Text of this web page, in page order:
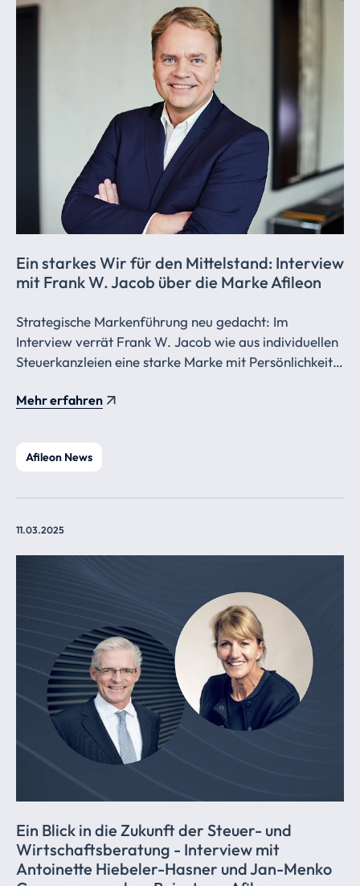
Ein starkes Wir für den Mittelstand: Interview
mit Frank W. Jacob über die Marke Afileon
Strategische Markenführung neu gedacht: Im
Interview verrät Frank W. Jacob wie aus individuellen
Steuerkanzleien eine starke Marke mit Persönlichkeit,
Mehr erfahren
Afileon News
11.03.2025
Ein Blick in die Zukunft der Steuer- und
Wirtschaftsberatung - Interview mit
Antoinette Hiebeler-Hasner und Jan-Menko